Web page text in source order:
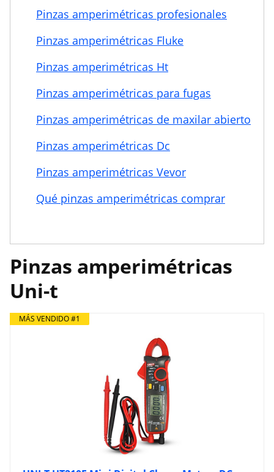
Pinzas amperimétricas profesionales
Pinzas amperimétricas Fluke
Pinzas amperimétricas Ht
Pinzas amperimétricas para fugas
Pinzas amperimétricas de maxilar abierto
Pinzas amperimétricas Dc
Pinzas amperimétricas Vevor
Qué pinzas amperimétricas comprar
Pinzas amperimétricas
Uni-t
MÁS VENDIDO #1